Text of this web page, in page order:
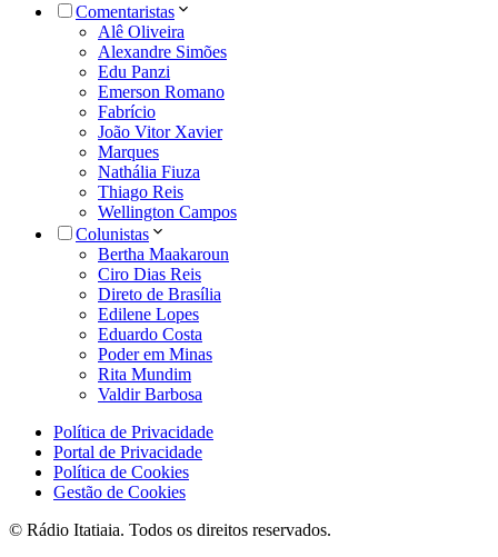
Comentaristas
Alê Oliveira
Alexandre Simões
Edu Panzi
Emerson Romano
Fabrício
João Vitor Xavier
Marques
Nathália Fiuza
Thiago Reis
Wellington Campos
Colunistas
Bertha Maakaroun
Ciro Dias Reis
Direto de Brasília
Edilene Lopes
Eduardo Costa
Poder em Minas
Rita Mundim
Valdir Barbosa
Política de Privacidade
Portal de Privacidade
Política de Cookies
Gestão de Cookies
© Rádio Itatiaia. Todos os direitos reservados.